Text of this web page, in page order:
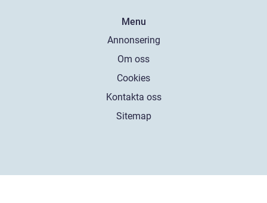
Menu
Annonsering
Om oss
Cookies
Kontakta oss
Sitemap